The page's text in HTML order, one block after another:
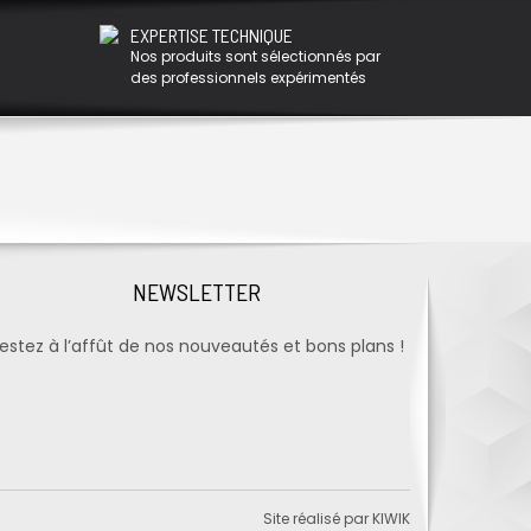
EXPERTISE TECHNIQUE
Nos produits sont sélectionnés par
des professionnels expérimentés
NEWSLETTER
à l’affût de nos nouveautés et bons plans !
Site réalisé par KIWIK